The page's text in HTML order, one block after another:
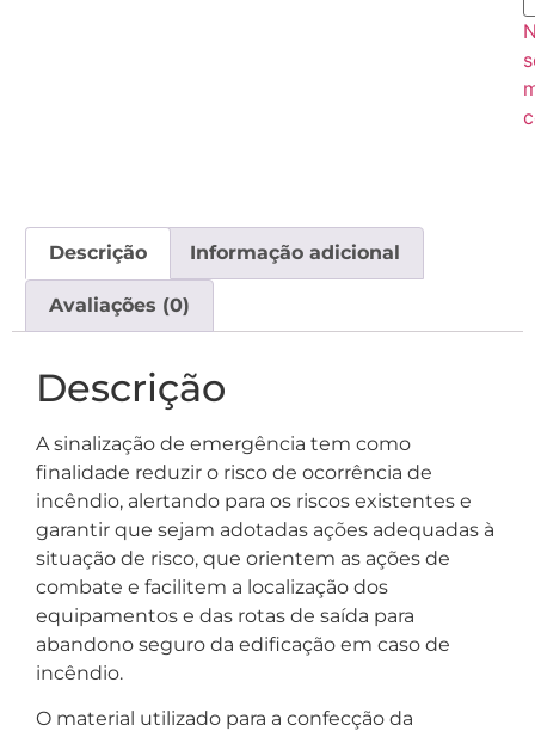
Descrição Informação adicional
Avaliações (0)
Descrição
A sinalização de emergência tem como
finalidade reduzir o risco de ocorrência de
incêndio, alertando para os riscos existentes e
garantir que sejam adotadas ações adequadas à
situação de risco, que orientem as ações de
combate e facilitem a localização dos
equipamentos e das rotas de saída para
abandono seguro da edificação em caso de
incêndio.
O material utilizado para a confecção da